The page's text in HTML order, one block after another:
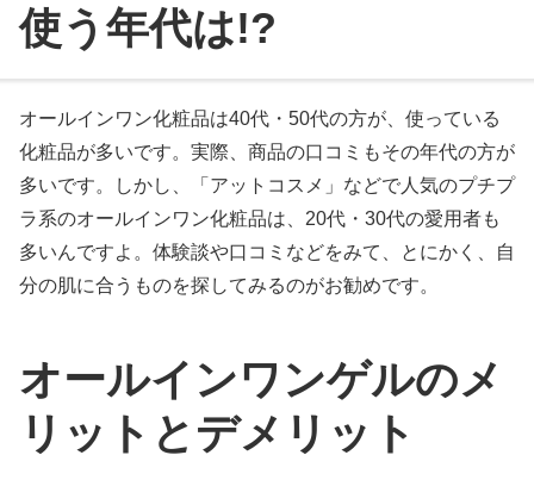
使う年代は!?
オールインワン化粧品は40代・50代の方が、使っている
化粧品が多いです。実際、商品の口コミもその年代の方が
多いです。しかし、「アットコスメ」などで人気のプチプ
ラ系のオールインワン化粧品は、20代・30代の愛用者も
多いんですよ。体験談や口コミなどをみて、とにかく、自
分の肌に合うものを探してみるのがお勧めです。
オールインワンゲルのメ
リットとデメリット